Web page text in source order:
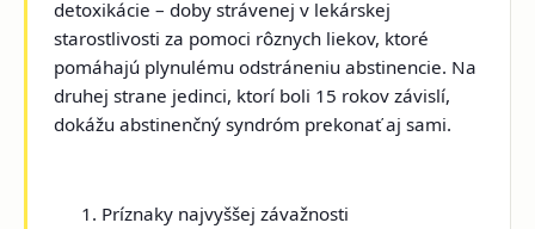
detoxikácie – doby strávenej v lekárskej
starostlivosti za pomoci rôznych liekov, ktoré
pomáhajú plynulému odstráneniu abstinencie. Na
druhej strane jedinci, ktorí boli 15 rokov závislí,
dokážu abstinenčný syndróm prekonať aj sami.
Príznaky najvyššej závažnosti